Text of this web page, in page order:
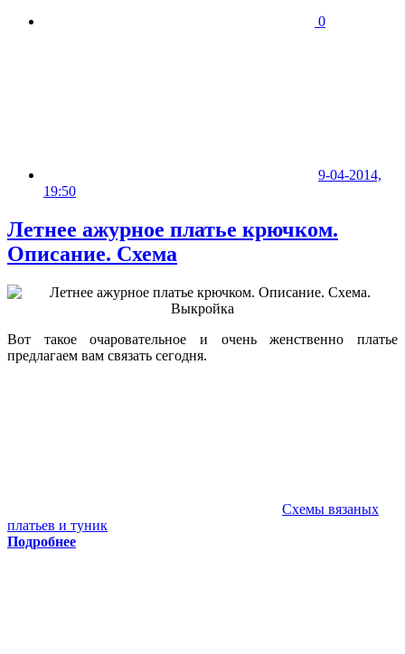
0
9-04-2014,
19:50
Летнее ажурное платье крючком.
Описание. Схема
Вот такое очаровательное и очень женственно платье
предлагаем вам связать сегодня.
Схемы вязаных
платьев и туник
Подробнее